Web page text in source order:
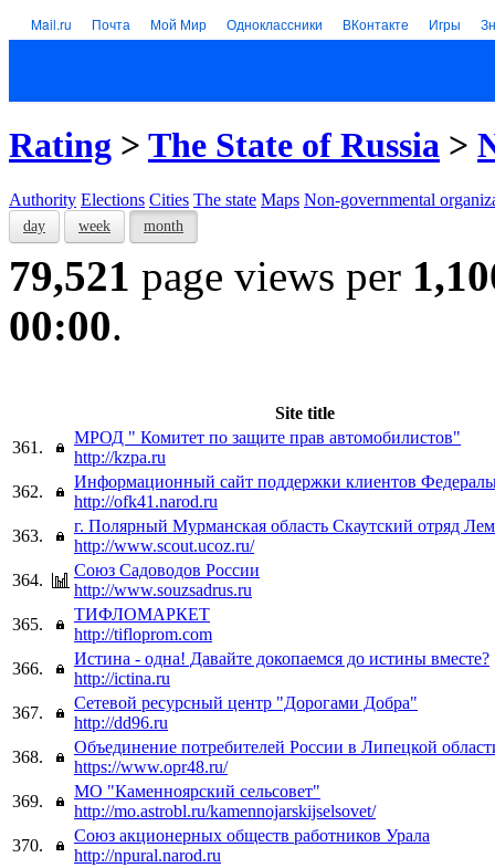
Mail.ru Почта Мой Мир Одноклассники ВКонтакте Игры
Rating > The State of Russia >
Authority Elections Cities The state Maps Non-governmental
day week month
79,521 page views per
00:00.
Site title
361.
МРОД " Комитет по защите прав автомобилистов"
http://kzpa.ru
362.
Информационный сайт поддержки клиентов
http://ofk41.narod.ru
363.
г. Полярный Мурманская область Скаутский отряд
http://www.scout.ucoz.ru/
364.
Cоюз Садоводов России
http://www.souzsadrus.ru
365.
ТИФЛОМАРКЕТ
http://tifloprom.com
366.
Истина - одна! Давайте докопаемся до истины вместе?
http://ictina.ru
367.
Сетевой ресурсный центр "Дорогами Добра"
http://dd96.ru
368.
Объединение потребителей России в Липецкой
https://www.opr48.ru/
369.
МО "Каменноярский сельсовет"
http://mo.astrobl.ru/kamennojarskijselsovet/
370.
Союз акционерных обществ работников Урала
http://npural.narod.ru